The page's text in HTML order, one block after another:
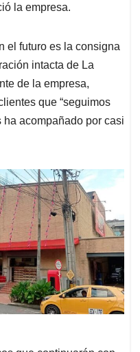
la empresa.
el futuro es la consigna
intacta de La
de la empresa,
que “seguimos
acompañado por casi